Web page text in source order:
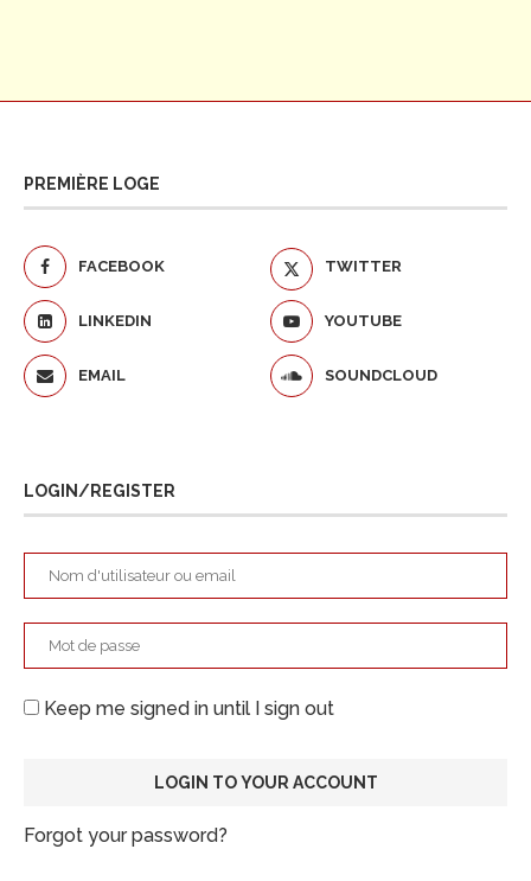
PREMIÈRE LOGE
FACEBOOK TWITTER
LINKEDIN YOUTUBE
EMAIL SOUNDCLOUD
LOGIN/REGISTER
Keep me signed in until I sign out
Forgot your password?